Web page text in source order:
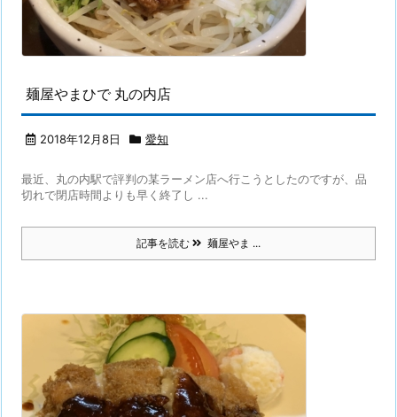
麺屋やまひで 丸の内店
2018年12月8日 愛知
最近、丸の内駅で評判の某ラーメン店へ行こうとしたのですが、品
切れで閉店時間よりも早く終了し ...
記事を読む 麺屋やま ...